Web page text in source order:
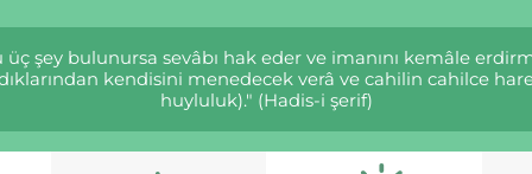
şey bulunursa sevâbı hak eder ve imanını kemâle
kendisini menedecek verâ ve cahilin cahilce
huyluluk)." (Hadis-i şerif)